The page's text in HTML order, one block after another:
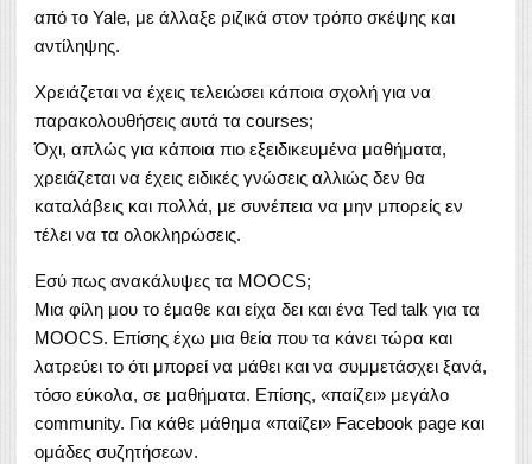
από το Yale, με άλλαξε ριζικά στον τρόπο σκέψης και
αντίληψης.
Χρειάζεται να έχεις τελειώσει κάποια σχολή για να
παρακολουθήσεις αυτά τα courses;
Όχι, απλώς για κάποια πιο εξειδικευμένα μαθήματα,
χρειάζεται να έχεις ειδικές γνώσεις αλλιώς δεν θα
καταλάβεις και πολλά, με συνέπεια να μην μπορείς εν
τέλει να τα ολοκληρώσεις.
Εσύ πως ανακάλυψες τα MOOCS;
Μια φίλη μου το έμαθε και είχα δει και ένα Ted talk για τα
MOOCS. Επίσης έχω μια θεία που τα κάνει τώρα και
λατρεύει το ότι μπορεί να μάθει και να συμμετάσχει ξανά,
τόσο εύκολα, σε μαθήματα. Επίσης, «παίζει» μεγάλο
community. Για κάθε μάθημα «παίζει» Facebook page και
ομάδες συζητήσεων.